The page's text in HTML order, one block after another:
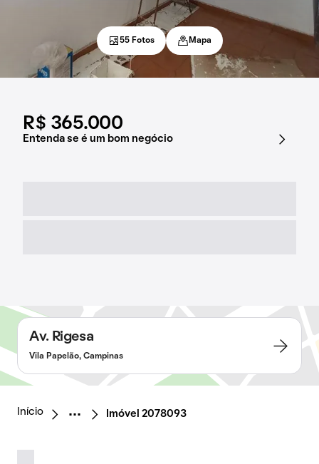
R$ 365.000
Entenda se é um bom negócio
55 Fotos Mapa
Av. Rigesa
Vila Papelão, Campinas
Início Imóvel 2078093